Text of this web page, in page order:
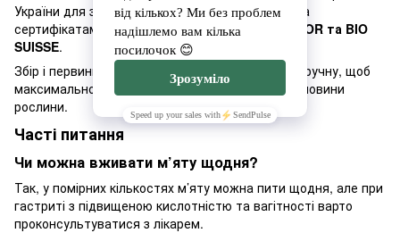
України для землеробства. Якість підтверджена
сертифікатами
«Органік Стандарт», UA-BIO, СOR та BIO
SUISSE.
Збір і первинну обробку сировини здійснюють вручну, щоб
максимально зберегти ефірні олії та корисні речовини
рослини.
Часті питання
Чи можна вживати м’яту щодня?
Так, у помірних кількостях м’яту можна пити щодня, але при
гастриті з підвищеною кислотністю та вагітності варто
проконсультуватися з лікарем.